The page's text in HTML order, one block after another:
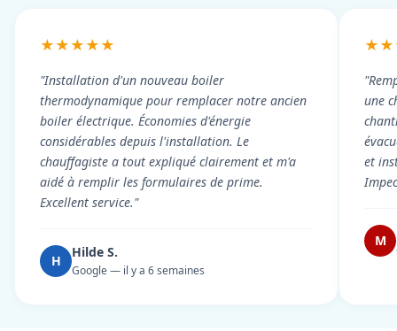
★★★★★
"Installation d'un nouveau boiler
thermodynamique pour remplacer notre ancien
boiler électrique. Économies d'énergie
considérables depuis l'installation. Le
chauffagiste a tout expliqué clairement et m'a
aidé à remplir les formulaires de prime.
Excellent service."
H
Hilde S.
Google — il y a 6 semaines
une
et
M